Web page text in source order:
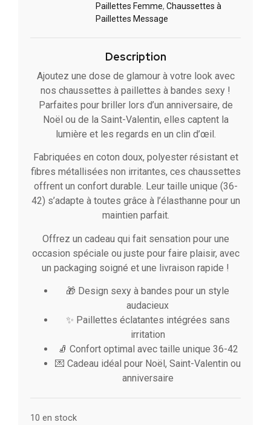
Paillettes Femme, Chaussettes à
Paillettes Message​
Description
Ajoutez une dose de glamour à votre look avec
nos chaussettes à paillettes à bandes sexy !
Parfaites pour briller lors d’un anniversaire, de
Noël ou de la Saint-Valentin, elles captent la
lumière et les regards en un clin d’œil.
Fabriquées en coton doux, polyester résistant et
fibres métallisées non irritantes, ces chaussettes
offrent un confort durable. Leur taille unique (36-
42) s’adapte à toutes grâce à l’élasthanne pour un
maintien parfait.
Offrez un cadeau qui fait sensation pour une
occasion spéciale ou juste pour faire plaisir, avec
un packaging soigné et une livraison rapide !
🎁 Design sexy à bandes pour un style
audacieux
✨ Paillettes éclatantes intégrées sans
irritation
🧦 Confort optimal avec taille unique 36-42
💌 Cadeau idéal pour Noël, Saint-Valentin ou
anniversaire
10 en stock